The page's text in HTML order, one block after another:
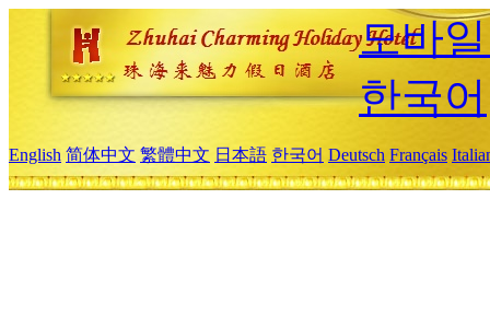
모바
한국어
English 简体中文 繁體中文 日本語 한국어 Deutsch Français